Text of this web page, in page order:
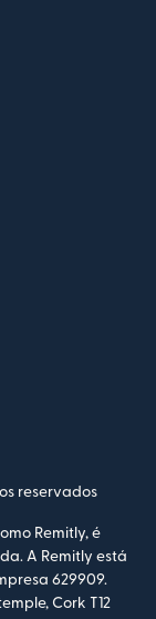
janela)
reservados
Remitly, é
A Remitly está
629909.
Cork T12